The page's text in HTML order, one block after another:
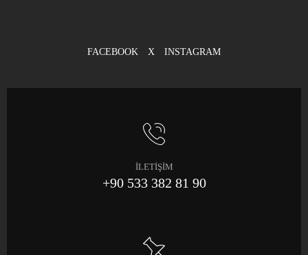
FACEBOOK X INSTAGRAM
İLETİŞİM
+90 533 382 81 90